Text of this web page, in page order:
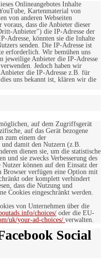
Onlineangebotes Inhalte
Kartenmaterial von
von anderen Webseiten
dass die Anbieter dieser
Anbieter") die IP-Adresse der
Adresse, könnten sie die Inhalte
senden. Die IP-Adresse ist
erforderlich. Wir bemühen uns
jeweilige Anbieter die IP-Adresse
Jedoch haben wir
die IP-Adresse z.B. für
uns bekannt ist, klären wir die
auf dem Zugriffsgerät
auf das Gerät bezogene
zum einem der
damit den Nutzern (z.B.
dienen sie, um die statistische
und sie zwecks Verbesserung des
können auf den Einsatz der
Browser verfügen eine Option mit
oder komplett verhindert
dass die Nutzung und
Cookies eingeschränkt werden.
von Unternehmen über die
choices/ oder die EU-
uk/your-ad-choices/ verwalten.
Social